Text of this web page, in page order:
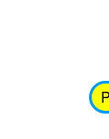
každý
po